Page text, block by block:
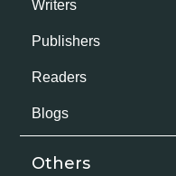
Writers
Publishers
Readers
Blogs
Others